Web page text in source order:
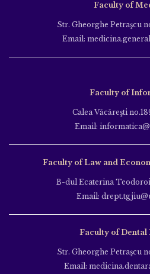
Faculty of
Str. Gheorghe Petraşcu
Email:
Faculty of
Calea Văcăreşti
Email:
Faculty of Law and
B-dul Ecaterina
Email:
Faculty of Dental
Str. Gheorghe Petraşcu
Email: